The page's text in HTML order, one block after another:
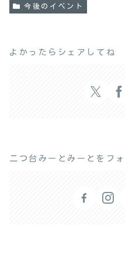
今後のイベント
よかったらシェアしてね
二つ台みーとみーとをフ